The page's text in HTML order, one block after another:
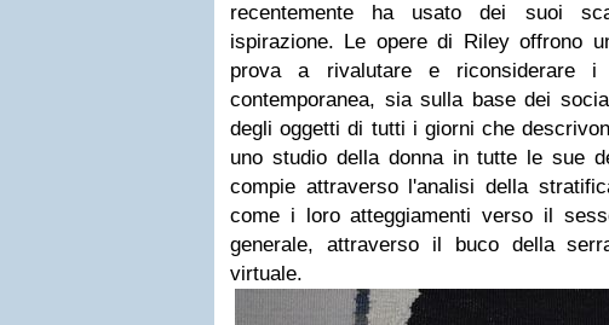
recentemente ha usato dei suoi
ispirazione. Le opere di Riley offrono
prova a rivalutare e riconsiderare i
contemporanea, sia sulla base dei
degli oggetti di tutti i giorni che
uno studio della donna in tutte le sue
compie attraverso l'analisi della
come i loro atteggiamenti verso il
generale, attraverso il buco della
virtuale.